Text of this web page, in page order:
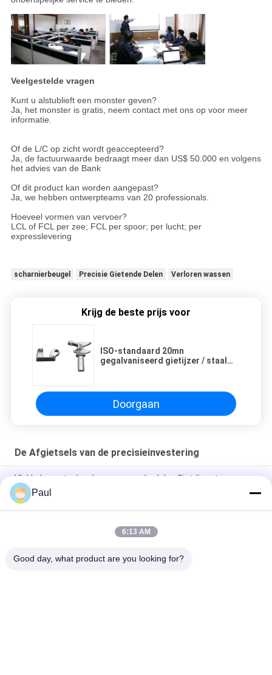
Veelgestelde vragen
Kunt u alstublieft een monster geven?
Ja, het monster is gratis, neem contact met ons op voor meer
informatie.
Of de L/C op zicht wordt geaccepteerd?
Ja, de factuurwaarde bedraagt meer dan US$ 50.000 en volgens
het advies van de Bank
Of dit product kan worden aangepast?
Ja, we hebben ontwerpteams van 20 professionals.
Hoeveel vormen van vervoer?
LCL of FCL per zee; FCL per spoor; per lucht; per
expresslevering
scharnierbeugel Precisie Gietende Delen Verloren wassen
Krijg de beste prijs voor
ISO-standaard 20mn
gegalvaniseerd gietijzer / staal
Doorgaan
De Afgietsels van de precisieinvestering
Vlekkeloze staal verloren was onderdelen Gietdiensten
Mechanische voertuigtoebehoren
Precisie Koolstofstaal Gietwerk Graafmachine Bak
Paul
6:13 AM
Good day, what product are you looking for?